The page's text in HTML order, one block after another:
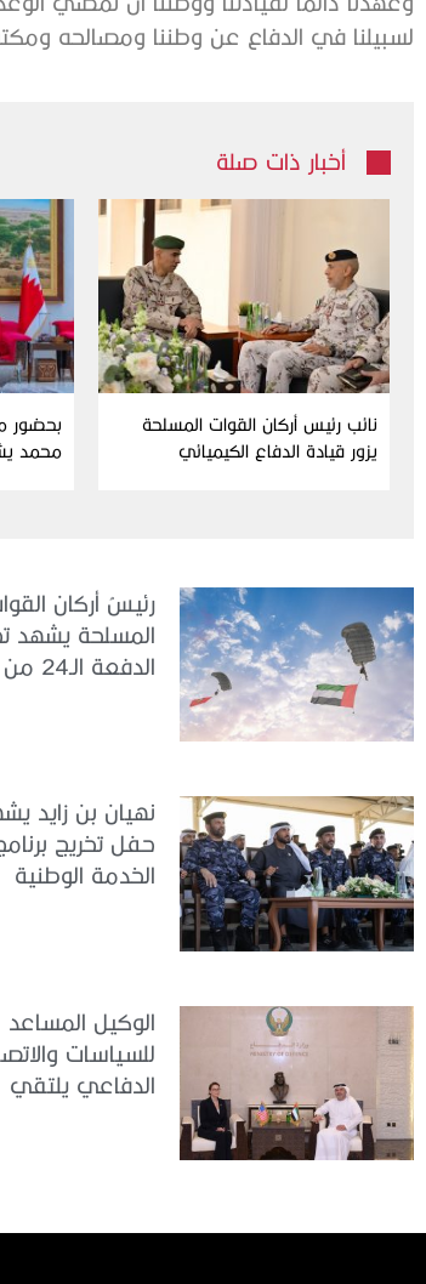
لسبيلنا في الدفاع عن وطننا ومصالحه
أخبار ذات صلة
نائب رئيس أركان القوات المسلحة
يزور قيادة الدفاع الكيميائي
بحضور
محمد
رئيسُ أركان
المسلحة يشهد
الدفعة الـ24 من
نهيان بن زايد
حفل تخريج
الخدمة الوطنية
الوكيل المساعد
للسياسات
الدفاعي يلتقي